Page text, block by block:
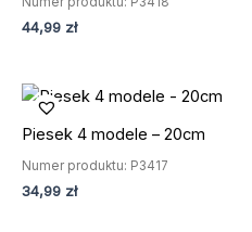
44,99 zł
Piesek 4 modele – 20cm
Numer produktu: P3417
34,99 zł